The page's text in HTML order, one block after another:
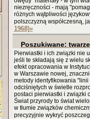
niezręczności - mają
różnych wątpliwości
polszczyzną współczesną,
1968)»
Poszukiwane:
Pierwiastki i ich związki nie
jeśli te składają się z wielu
efekt opracowania w
w Warszawie nowej,
metody identyfikowania
odciśniętych w świetle
postaci pierwiastki i związki
Świat przyrody to świat
w tłumie związków
precyzyjnie wykryć